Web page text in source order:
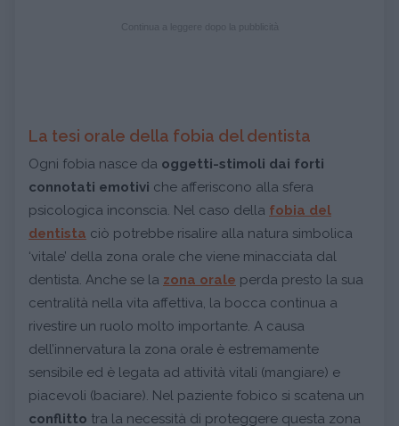
La tesi orale della fobia del dentista
Ogni fobia nasce da oggetti-stimoli dai forti
connotati emotivi che afferiscono alla sfera
psicologica inconscia. Nel caso della fobia del
dentista ciò potrebbe risalire alla natura simbolica
‘vitale’ della zona orale che viene minacciata dal
dentista. Anche se la zona orale perda presto la sua
centralità nella vita affettiva, la bocca continua a
rivestire un ruolo molto importante. A causa
dell’innervatura la zona orale è estremamente
sensibile ed è legata ad attività vitali (mangiare) e
piacevoli (baciare). Nel paziente fobico si scatena un
conflitto tra la necessità di proteggere questa zona